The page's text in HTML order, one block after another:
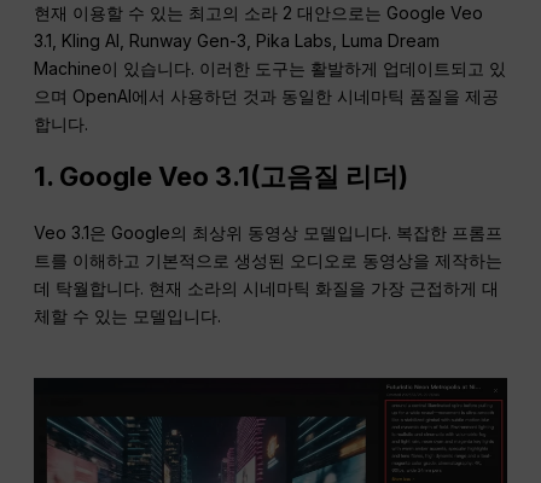
현재 이용할 수 있는 최고의 소라 2 대안으로는 Google Veo
3.1, Kling AI, Runway Gen-3, Pika Labs, Luma Dream
Machine이 있습니다. 이러한 도구는 활발하게 업데이트되고 있
으며 OpenAI에서 사용하던 것과 동일한 시네마틱 품질을 제공
합니다.
1. Google Veo 3.1(고음질 리더)
Veo 3.1은 Google의 최상위 동영상 모델입니다. 복잡한 프롬프
트를 이해하고 기본적으로 생성된 오디오로 동영상을 제작하는
데 탁월합니다. 현재 소라의 시네마틱 화질을 가장 근접하게 대
체할 수 있는 모델입니다.